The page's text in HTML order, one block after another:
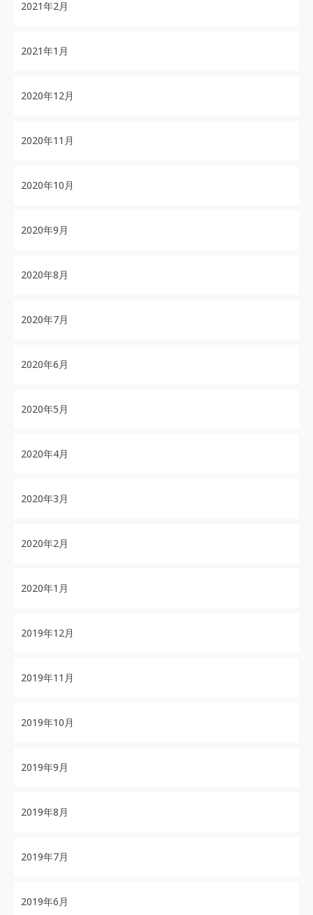
2021年2月
2021年1月
2020年12月
2020年11月
2020年10月
2020年9月
2020年8月
2020年7月
2020年6月
2020年5月
2020年4月
2020年3月
2020年2月
2020年1月
2019年12月
2019年11月
2019年10月
2019年9月
2019年8月
2019年7月
2019年6月